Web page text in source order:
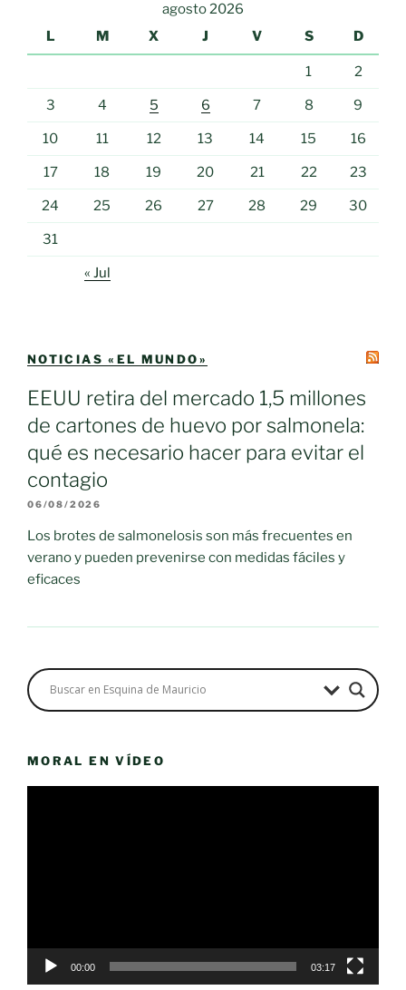
agosto 2026
L
M X J V S D
1 2
3 4 5 6 7 8 9
10 11 12 13 14 15 16
17 18 19 20 21 22 23
24 25 26 27 28 29 30
31
« Jul
NOTICIAS «EL MUNDO»
EEUU retira del mercado 1,5 millones
de cartones de huevo por salmonela:
qué es necesario hacer para evitar el
contagio
06/08/2026
Los brotes de salmonelosis son más frecuentes en
verano y pueden prevenirse con medidas fáciles y
eficaces
MORAL EN VÍDEO
00:00 03:17